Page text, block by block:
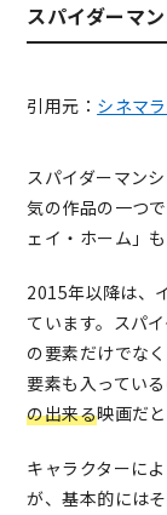
スパイダーマン
引用元： シネマ
スパイダーマン
気の作品の一つ
ェイ・ホーム」
2015年以降は、
ています。スパ
の要素だけでな
要素も入ってい
の出来る映画だ
キャラクターに
が、基本的には